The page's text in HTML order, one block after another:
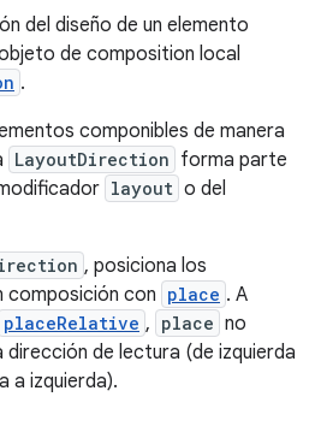
del diseño de un elemento
de composition local
.
componibles de manera
LayoutDirection forma parte
layout o del
, posiciona los
composición con place . A
placeRelative , place no
dirección de lectura (de izquierda
a izquierda).